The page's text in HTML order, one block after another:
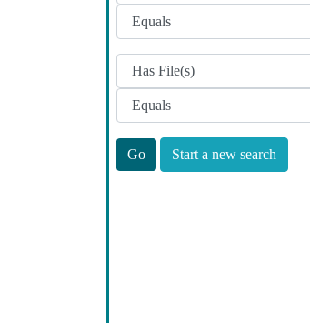
Start a new search